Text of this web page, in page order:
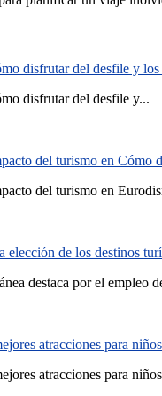
disfrutar del desfile y
disfrutar del desfile y...
del turismo en Cómo
del turismo en
de los destinos
destaca por el empleo
atracciones para
atracciones para